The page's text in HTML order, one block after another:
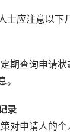
士应注意以下
期查询申请
。
录
对申请人的个